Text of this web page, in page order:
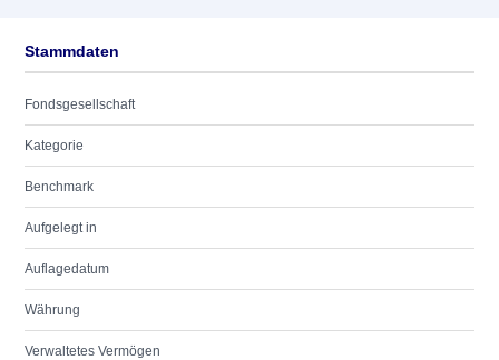
Stammdaten
Fondsgesellschaft
Kategorie
Benchmark
Aufgelegt in
Auflagedatum
Währung
Verwaltetes Vermögen